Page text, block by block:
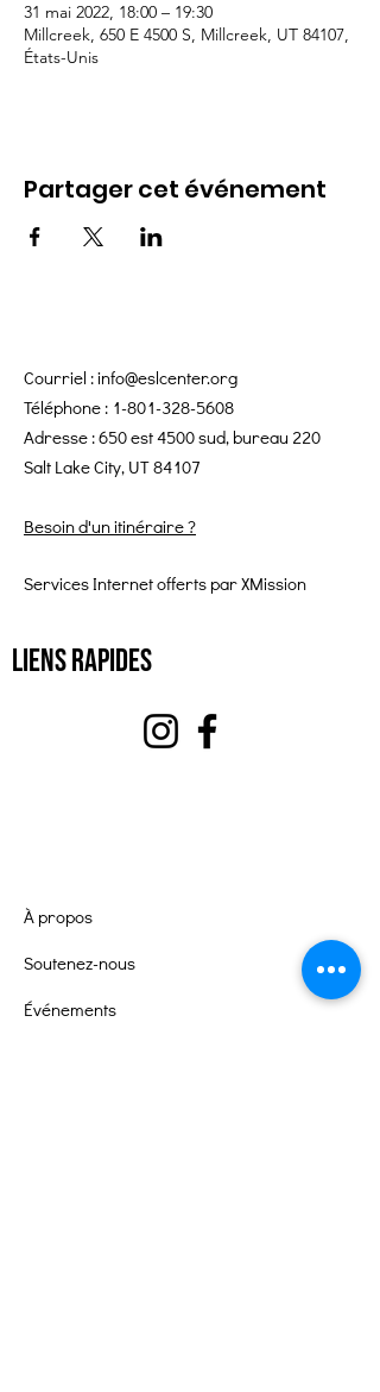
31 mai 2022, 18:00 – 19:30
Millcreek, 650 E 4500 S, Millcreek, UT 84107,
États-Unis
Partager cet événement
Courriel :info@eslcenter.org
Téléphone : 1-801-328-5608
Adresse : 650 est 4500 sud, bureau 220
Salt Lake City, UT 84107
Besoin d'un itinéraire ?
Services Internet offerts par XMission
Liens rapides
À propos
Soutenez-nous
Événements